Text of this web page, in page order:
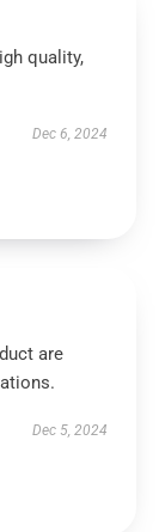
quality,
Dec 6, 2024
are
Dec 5, 2024